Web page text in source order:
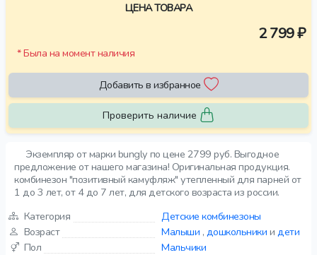
Экземпляр от марки bungly по цене 2799 руб. Выгодное
предложение от нашего магазина! Оригинальная продукция.
комбинезон "позитивный камуфляж" утепленный для парней от
1 до 3 лет, от 4 до 7 лет, для детского возраста из россии.
Категория
Детские комбинезоны
Возраст
Малыши , дошкольники и дети
Пол
Мальчики
ЦЕНА ТОВАРА
2 799 ₽
* Была на момент наличия
Добавить в избранное
Проверить наличие